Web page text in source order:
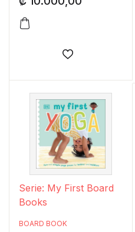
Añadir a la
Serie: My First Board
Books
BOARD BOOK